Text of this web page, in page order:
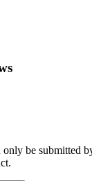
be submitted